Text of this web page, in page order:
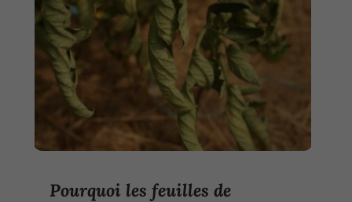
Pourquoi les feuilles de